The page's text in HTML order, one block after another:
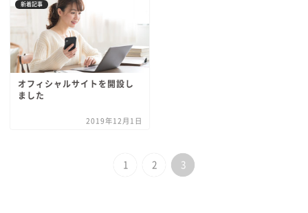
新着記事
オフィシャルサイトを開設し
ました
2019年12月1日
1 2 3